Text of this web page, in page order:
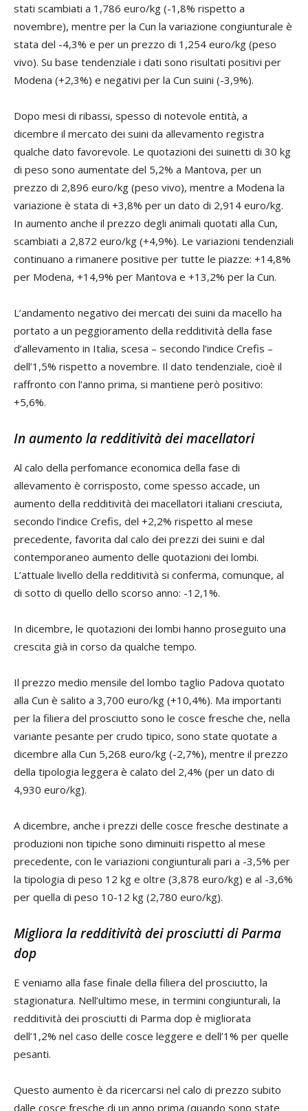
stati scambiati a 1,786 euro/kg (-1,8% rispetto a
novembre), mentre per la Cun la variazione congiunturale è
stata del -4,3% e per un prezzo di 1,254 euro/kg (peso
vivo). Su base tendenziale i dati sono risultati positivi per
Modena (+2,3%) e negativi per la Cun suini (-3,9%).
Dopo mesi di ribassi, spesso di notevole entità, a
dicembre il mercato dei suini da allevamento registra
qualche dato favorevole. Le quotazioni dei suinetti di 30 kg
di peso sono aumentate del 5,2% a Mantova, per un
prezzo di 2,896 euro/kg (peso vivo), mentre a Modena la
variazione è stata di +3,8% per un dato di 2,914 euro/kg.
In aumento anche il prezzo degli animali quotati alla Cun,
scambiati a 2,872 euro/kg (+4,9%). Le variazioni tendenziali
continuano a rimanere positive per tutte le piazze: +14,8%
per Modena, +14,9% per Mantova e +13,2% per la Cun.
L’andamento negativo dei mercati dei suini da macello ha
portato a un peggioramento della redditività della fase
d’allevamento in Italia, scesa – secondo l’indice Crefis –
dell’1,5% rispetto a novembre. Il dato tendenziale, cioè il
raffronto con l’anno prima, si mantiene però positivo:
+5,6%.
In aumento la redditività dei macellatori
Al calo della perfomance economica della fase di
allevamento è corrisposto, come spesso accade, un
aumento della redditività dei macellatori italiani cresciuta,
secondo l’indice Crefis, del +2,2% rispetto al mese
precedente, favorita dal calo dei prezzi dei suini e dal
contemporaneo aumento delle quotazioni dei lombi.
L’attuale livello della redditività si conferma, comunque, al
di sotto di quello dello scorso anno: -12,1%.
In dicembre, le quotazioni dei lombi hanno proseguito una
crescita già in corso da qualche tempo.
Il prezzo medio mensile del lombo taglio Padova quotato
alla Cun è salito a 3,700 euro/kg (+10,4%). Ma importanti
per la filiera del prosciutto sono le cosce fresche che, nella
variante pesante per crudo tipico, sono state quotate a
dicembre alla Cun 5,268 euro/kg (-2,7%), mentre il prezzo
della tipologia leggera è calato del 2,4% (per un dato di
4,930 euro/kg).
A dicembre, anche i prezzi delle cosce fresche destinate a
produzioni non tipiche sono diminuiti rispetto al mese
precedente, con le variazioni congiunturali pari a -3,5% per
la tipologia di peso 12 kg e oltre (3,878 euro/kg) e al -3,6%
per quella di peso 10-12 kg (2,780 euro/kg).
Migliora la redditività dei prosciutti di Parma
dop
E veniamo alla fase finale della filiera del prosciutto, la
stagionatura. Nell’ultimo mese, in termini congiunturali, la
redditività dei prosciutti di Parma dop è migliorata
dell’1,2% nel caso delle cosce leggere e dell’1% per quelle
pesanti.
Questo aumento è da ricercarsi nel calo di prezzo subito
dalle cosce fresche di un anno prima (quando sono state